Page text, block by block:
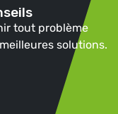
tout problème
solutions.